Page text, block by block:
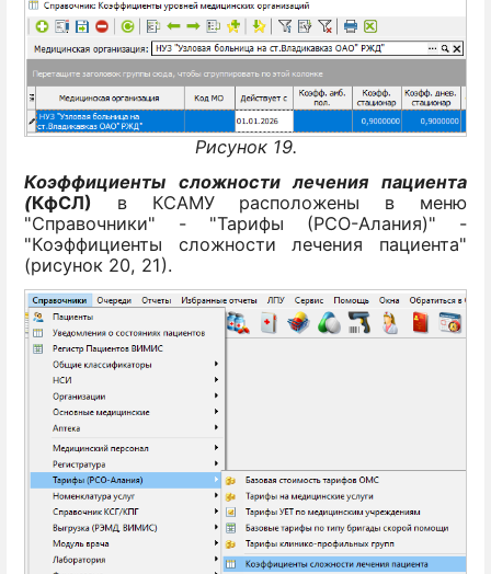
Рисунок 19.
Коэффициенты сложности лечения пациента
(КфСЛ)
в КСАМУ расположены в меню
"Справочники" - "Тарифы (РСО-Алания)" -
"Коэффициенты сложности лечения пациента"
(рисунок 20, 21).